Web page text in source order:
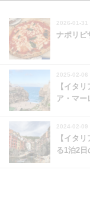
2026-01-31
ナポリピ
2025-02-06
【イタ
ア・マー
2024-02-09
【イタ
る1泊2日